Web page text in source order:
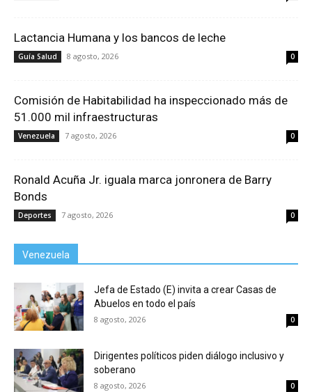
Lactancia Humana y los bancos de leche
Guía Salud 8 agosto, 2026 0
Comisión de Habitabilidad ha inspeccionado más de
51.000 mil infraestructuras
Venezuela 7 agosto, 2026 0
Ronald Acuña Jr. iguala marca jonronera de Barry
Bonds
Deportes 7 agosto, 2026 0
Venezuela
Jefa de Estado (E) invita a crear Casas de
Abuelos en todo el país
8 agosto, 2026 0
Dirigentes políticos piden diálogo inclusivo y
soberano
8 agosto, 2026 0